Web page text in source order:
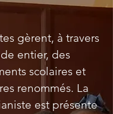
monde
gèrent, à travers
entier, des
scolaires et
renommés. La
est présente